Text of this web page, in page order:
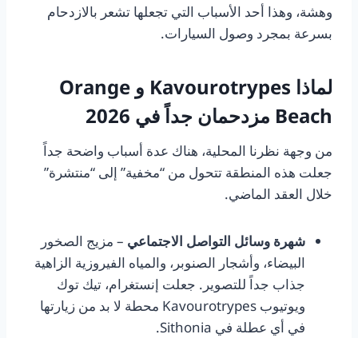
وهشة، وهذا أحد الأسباب التي تجعلها تشعر بالازدحام
بسرعة بمجرد وصول السيارات.
لماذا Kavourotrypes و Orange
Beach مزدحمان جداً في 2026
من وجهة نظرنا المحلية، هناك عدة أسباب واضحة جداً
جعلت هذه المنطقة تتحول من “مخفية” إلى “منتشرة”
خلال العقد الماضي.
شهرة وسائل التواصل الاجتماعي – مزيج الصخور
البيضاء، وأشجار الصنوبر، والمياه الفيروزية الزاهية
جذاب جداً للتصوير. جعلت إنستغرام، تيك توك
ويوتيوب Kavourotrypes محطة لا بد من زيارتها
في أي عطلة في Sithonia.